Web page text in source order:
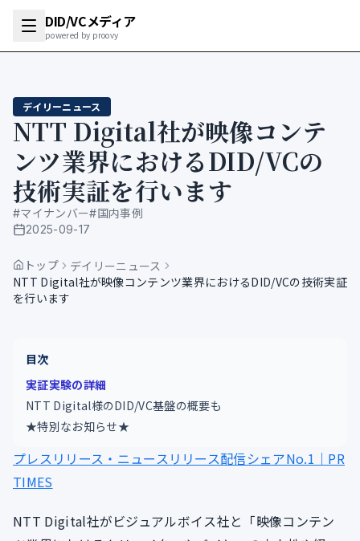
DID/VCメディア
powered by proovy
デイリーニュース
NTT Digital社が映像コンテ
ンツ業界におけるDID/VCの
技術実証を行います
#マイナンバー#国内事例
公開日
2025-09-17
トップ
デイリーニュース
NTT Digital社が映像コンテンツ業界におけるDID/VCの技術実証
を行います
目次
実証実験の詳細
NTT Digital様のDID/VC基盤の概要も
★特別なお知らせ★
プレスリリース・ニュースリリース配信シェアNo.1｜PR
TIMES
NTT Digital社がビジュアルボイス社と「映像コンテン